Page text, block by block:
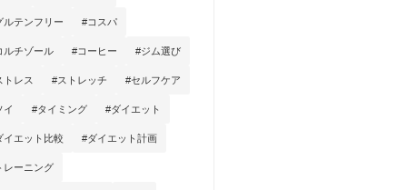
ルテンフリー #コスパ
ルチゾール #コーヒー #ジム選び
トレス #ストレッチ #セルフケア
イ #タイミング #ダイエット
イエット比較 #ダイエット計画
レーニング